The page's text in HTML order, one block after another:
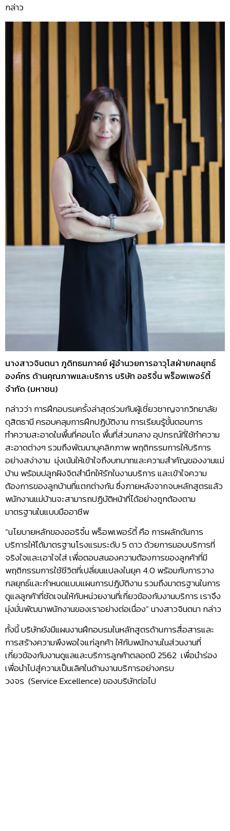
กล่าว
นางสาวจินตนา ภูดิทธนภาคย์ ผู้อำนวยการอาวุโสฝ่ายกลยุทธ์
องค์กร ด้านคุณภาพและบริการ บริษัท ออริจิ้น พร็อพเพอร์ตี้
จำกัด (มหาชน)
กล่าวว่า การฝึกอบรมครั้งล่าสุดร่วมกับผู้เชี่ยวชาญจากวิทยาลัย
ดุสิตธานี ครอบคลุมการฝึกปฏิบัติงาน การเรียนรู้ขั้นตอนการ
ทำความสะอาดในพื้นที่คอนโด พื้นที่ส่วนกลาง อุปกรณ์ที่ใช้ทำความ
สะอาดต่างๆ รวมถึงพัฒนาบุคลิกภาพ พฤติกรรมการให้บริการ
อย่างสง่างาม มุ่งเน้นให้เข้าใจถึงบทบาทและความสำคัญของงานแม่
บ้าน พร้อมปลูกฝังจิตสำนึกให้รักในงานบริการ และเข้าใจความ
ต้องการของลูกบ้านที่แตกต่างกัน ซึ่งภายหลังจากจบหลักสูตรแล้ว
พนักงานแม่บ้านจะสามารถปฏิบัติหน้าที่ได้อย่างถูกต้องตาม
มาตรฐานในแบบมืออาชีพ
“นโยบายหลักของออริจิ้น พร็อพเพอร์ตี้ คือ การผลักดันการ
บริการให้ได้มาตรฐานโรงแรมระดับ 5 ดาว ด้วยการมอบบริการที่
จริงใจและเอาใจใส่ เพื่อตอบสนองความต้องการของลูกค้าที่มี
พฤติกรรมการใช้ชีวิตที่เปลี่ยนแปลงในยุค 4.0 พร้อมกับการวาง
กลยุทธ์และกำหนดแบบแผนการปฎิบัติงาน รวมถึงมาตรฐานในการ
ดูแลลูกค้าที่ชัดเจนให้กับหน่วยงานที่เกี่ยวข้องกับงานบริการ เราจึง
มุ่งมั่นพัฒนาพนักงานของเราอย่างต่อเนื่อง” นางสาวจินตนา กล่าว
ทั้งนี้ บริษัทยังมีแผนงานฝึกอบรมในหลักสูตรด้านการสื่อสารและ
การสร้างความพึงพอใจแก่ลูกค้า ให้กับพนักงานในส่วนงานที่
เกี่ยวข้องกับงานดูแลและบริการลูกค้าตลอดปี 2562 เพื่อนำร่อง
เพื่อนำไปสู่ความเป็นเลิศในด้านงานบริการอย่างครบ
วงจร (Service Excellence) ของบริษัทต่อไป